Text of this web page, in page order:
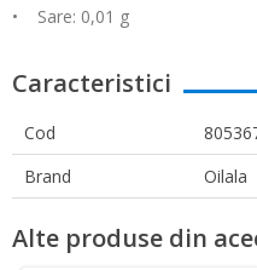
• Sare: 0,01 g
Caracteristici
Cod
Brand
Oilala
Alte produse din